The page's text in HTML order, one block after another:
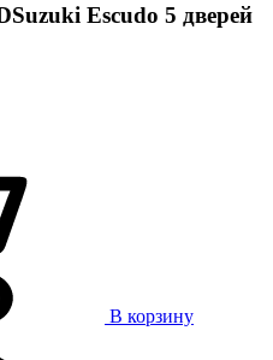
Escudo 5 дверей
В корзину